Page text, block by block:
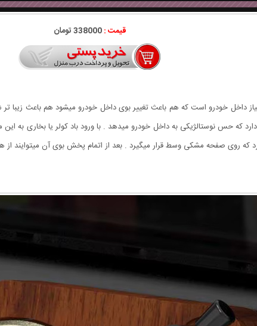
قیمت :338000 تومان
داخل خودرو است که هم باعث تغییر بوی داخل خودرو میشود هم باعث
که حس نوستالژیکی به داخل خودرو میدهد . با ورود باد کولر یا بخاری
که روی صفحه مشکی وسط قرار میگیرد . بعد از اتمام پخش بوی آن میتوایند